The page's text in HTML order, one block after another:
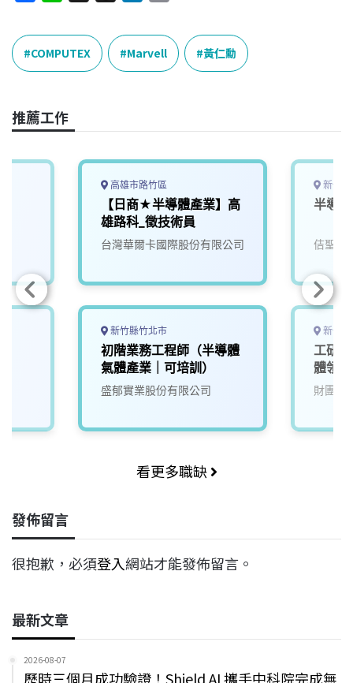
c
e
b
o
k
n
e
r
e
a
n
k
e
n
p
L
k
COMPUTEX Marvell 黃仁勳
推薦工作
高雄市路竹區
【日商★半導體產業】高
雄路科_徵技術員
台灣華爾卡國際股份有限公司
新竹縣竹北市
初階業務工程師（半導體
氣體產業｜可培訓）
盛郁實業股份有限公司
新竹
半導
佶聖科
新竹
工研
體領
財團法
看更多職缺
發佈留言
很抱歉，必須登入網站才能發佈留言。
最新文章
2026-08-07
歷時三個月成功驗證！Shield AI 攜手中科院完成無